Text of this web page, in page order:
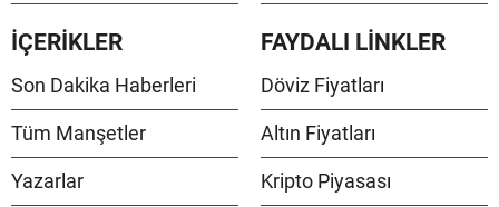
İÇERİKLER
Son Dakika Haberleri
Tüm Manşetler
Yazarlar
FAYDALI LİNKLER
Döviz Fiyatları
Altın Fiyatları
Kripto Piyasası